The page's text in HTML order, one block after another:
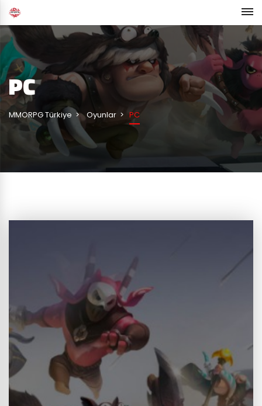
PC
MMORPG Türkiye Oyunlar PC